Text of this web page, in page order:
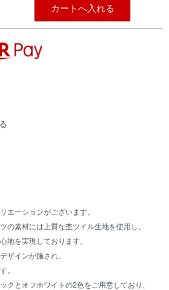
カートへ入れる
エーションがございます。
の素材には上質な杢ツイル生地を使用し、
地を実現しております。
ザインが施され、
。
クとオフホワイトの2色をご用意しており、